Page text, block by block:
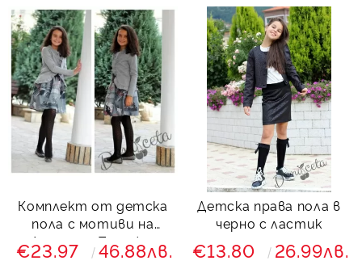
Комплект от детска
пола с мотиви на
Лондон и Париж с
жилетка от плетиво
€23.97 46.88лв.
Детска права пола в
черно с ластик
€13.80 26.99лв.